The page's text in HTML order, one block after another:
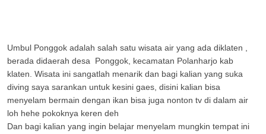
Umbul Ponggok adalah salah satu wisata air yang ada diklaten ,
berada didaerah desa Ponggok, kecamatan Polanharjo kab
klaten. Wisata ini sangatlah menarik dan bagi kalian yang suka
diving saya sarankan untuk kesini gaes, disini kalian bisa
menyelam bermain dengan ikan bisa juga nonton tv di dalam air
loh hehe pokoknya keren deh
Dan bagi kalian yang ingin belajar menyelam mungkin tempat ini